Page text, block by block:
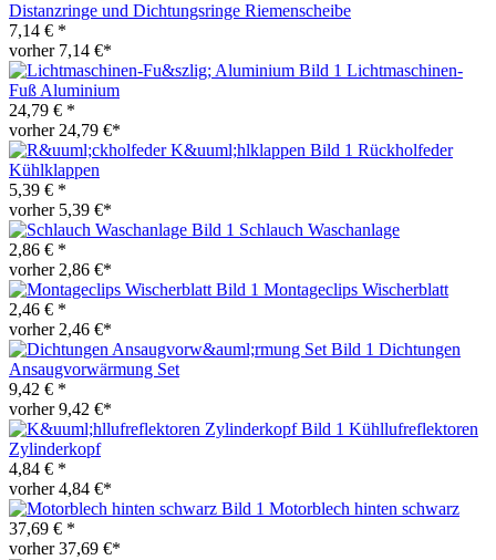
Distanzringe und Dichtungsringe Riemenscheibe
7,14 € *
vorher 7,14 €*
Lichtmaschinen-
Fuß Aluminium
24,79 € *
vorher 24,79 €*
Rückholfeder
Kühlklappen
5,39 € *
vorher 5,39 €*
Schlauch Waschanlage
2,86 € *
vorher 2,86 €*
Montageclips Wischerblatt
2,46 € *
vorher 2,46 €*
Dichtungen
Ansaugvorwärmung Set
9,42 € *
vorher 9,42 €*
Kühllufreflektoren
Zylinderkopf
4,84 € *
vorher 4,84 €*
Motorblech hinten schwarz
37,69 € *
vorher 37,69 €*